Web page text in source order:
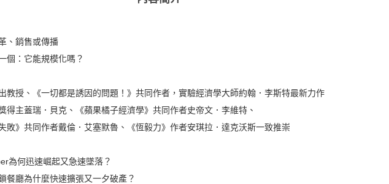
、銷售或傳播
個：它能規模化嗎？
教授、《一切都是誘因的問題！》共同作者，實驗經濟學大師約翰．李斯特最新力作
得主蓋瑞．貝克、《蘋果橘子經濟學》共同作者史帝文．李維特、
敗》共同作者戴倫．艾塞默魯、《恆毅力》作者安琪拉．達克沃斯一致推崇
為何迅速崛起又急速墜落？
餐廳為什麼快速擴張又一夕破產？